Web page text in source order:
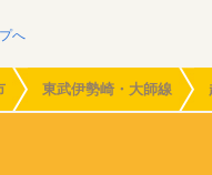
へ
東武伊勢崎・大師線